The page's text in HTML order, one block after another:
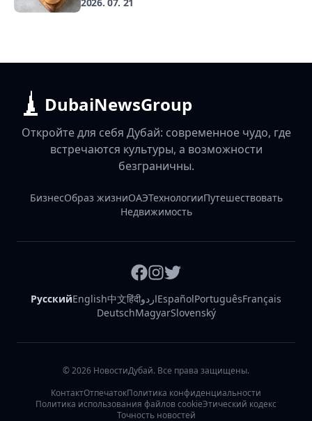
DubaiNewsGroup
Откройте для себя Дубай: современное чудо, где
встречаются культуры, а возможности
безграничны.
БизнесОбраз жизниОАЭТехнологииПутешествовать
Недвижимость
РусскийEnglish中文हिंदीاردوEspañolPortuguêsFrançais
DeutschMagyarSlovenský
©2026 НовостиДубай. Все права защищены.
КонтактОтпечатокПолитика конфиденциальности
Политика использования файлов cookieЭтический кодекс
Точность новостей